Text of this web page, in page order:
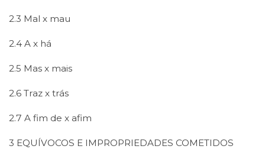
2.3 Mal x mau
2.4 A x há
2.5 Mas x mais
2.6 Traz x trás
2.7 A fim de x afim
3 EQUÍVOCOS E IMPROPRIEDADES COMETIDOS